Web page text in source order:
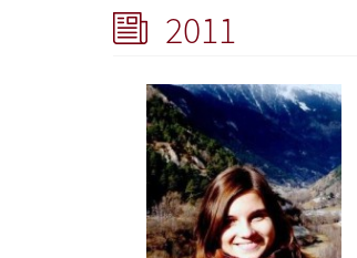
2011